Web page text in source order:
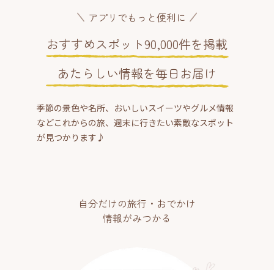
アプリでもっと便利に
おすすめスポット90,000件を掲載
あたらしい情報を毎日お届け
季節の景色や名所、おいしいスイーツやグルメ情報
などこれからの旅、週末に行きたい素敵なスポット
が見つかります♪
自分だけの旅行・おでかけ
情報がみつかる